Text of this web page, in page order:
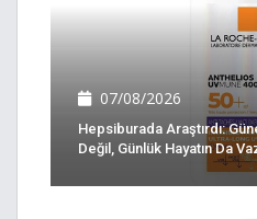
07/08/2026
Hepsiburada Araştırdı:
Değil, Günlük Hayatın Da